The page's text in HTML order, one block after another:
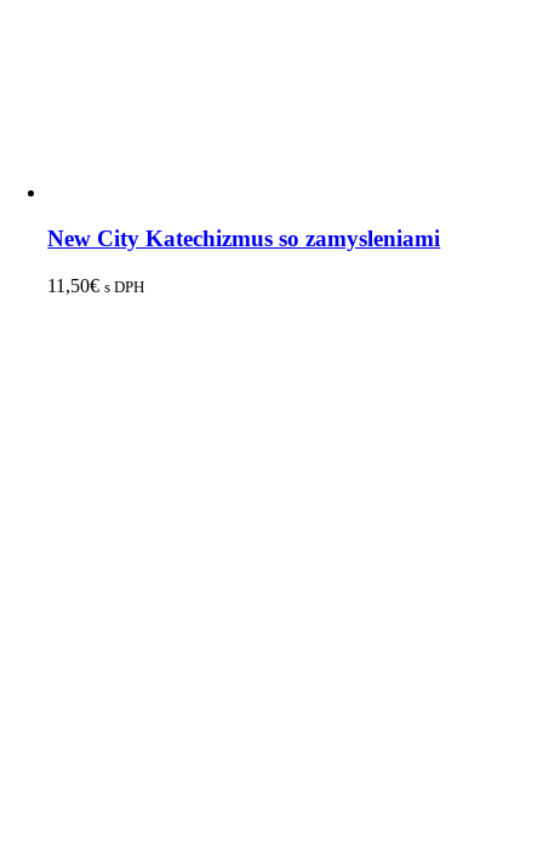
New City Katechizmus so zamysleniami
11,50€ s DPH